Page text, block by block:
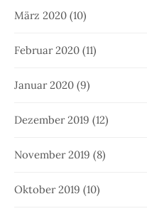
März 2020 (10)
Februar 2020 (11)
Januar 2020 (9)
Dezember 2019 (12)
November 2019 (8)
Oktober 2019 (10)